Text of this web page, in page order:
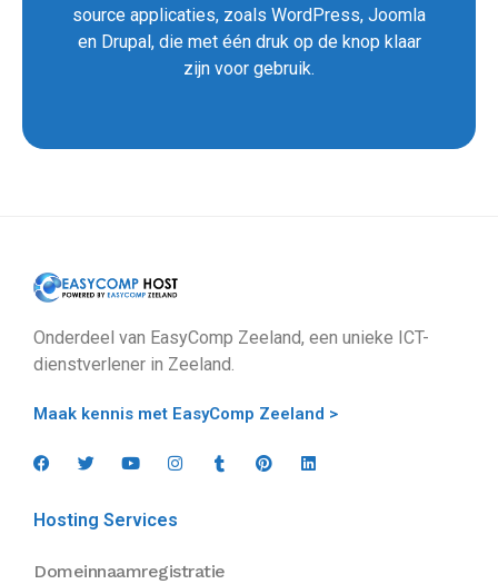
source applicaties, zoals WordPress, Joomla
en Drupal, die met één druk op de knop klaar
zijn voor gebruik.
Onderdeel van EasyComp Zeeland, een unieke ICT-
dienstverlener in Zeeland.
Maak kennis met EasyComp Zeeland >
Hosting Services
Domeinnaamregistratie